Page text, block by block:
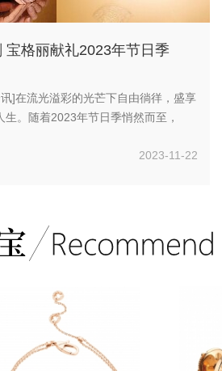
宝格丽献礼2023年节日季
]在流光溢彩的光芒下自由徜徉，盛享
生。随着2023年节日季悄然而至，
2023-11-22